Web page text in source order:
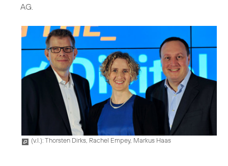
AG.
(v.l.): Thorsten Dirks, Rachel Empey, Markus Haas